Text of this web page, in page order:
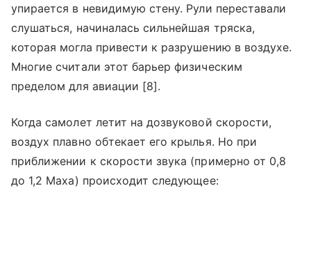
упирается в невидимую стену. Рули переставали
слушаться, начиналась сильнейшая тряска,
которая могла привести к разрушению в воздухе.
Многие считали этот барьер физическим
пределом для авиации [8].
Когда самолет летит на дозвуковой скорости,
воздух плавно обтекает его крылья. Но при
приближении к скорости звука (примерно от 0,8
до 1,2 Маха) происходит следующее: